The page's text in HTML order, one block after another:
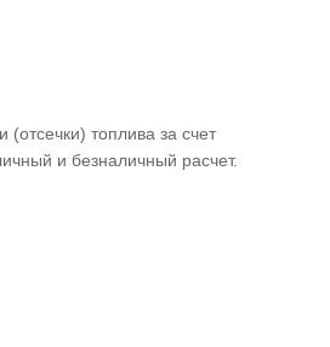
топлива за счет
и безналичный расчет.